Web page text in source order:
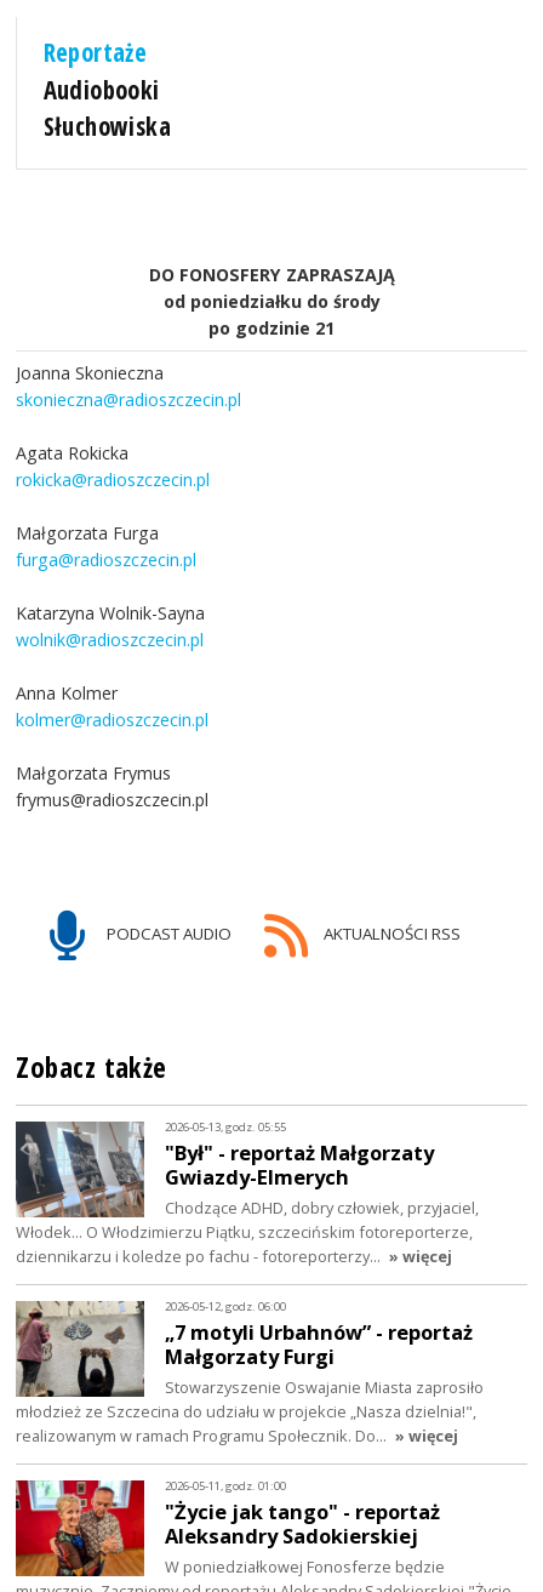
Reportaże
Audiobooki
Słuchowiska
DO FONOSFERY ZAPRASZAJĄ
od poniedziałku do środy
po godzinie 21
Joanna Skonieczna
skonieczna@radioszczecin.pl
Agata Rokicka
rokicka@radioszczecin.pl
Małgorzata Furga
furga@radioszczecin.pl
Katarzyna Wolnik-Sayna
wolnik@radioszczecin.pl
Anna Kolmer
kolmer@radioszczecin.pl
Małgorzata Frymus
frymus@radioszczecin.pl
PODCAST AUDIO AKTUALNOŚCI RSS
Zobacz także
2026-05-13, godz. 05:55
"Był" - reportaż Małgorzaty
Gwiazdy-Elmerych
Chodzące ADHD, dobry człowiek, przyjaciel,
Włodek... O Włodzimierzu Piątku, szczecińskim fotoreporterze,
dziennikarzu i koledze po fachu - fotoreporterzy… » więcej
2026-05-12, godz. 06:00
„7 motyli Urbahnów” - reportaż
Małgorzaty Furgi
Stowarzyszenie Oswajanie Miasta zaprosiło
młodzież ze Szczecina do udziału w projekcie „Nasza dzielnia!",
realizowanym w ramach Programu Społecznik. Do… » więcej
2026-05-11, godz. 01:00
"Życie jak tango" - reportaż
Aleksandry Sadokierskiej
W poniedziałkowej Fonosferze będzie